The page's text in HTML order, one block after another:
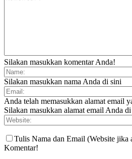
Silakan masukkan komentar Anda!
Silakan masukkan nama Anda di sini
Anda telah memasukkan alamat email
Silakan masukkan alamat email Anda
Tulis Nama dan Email (Website jika
Komentar!